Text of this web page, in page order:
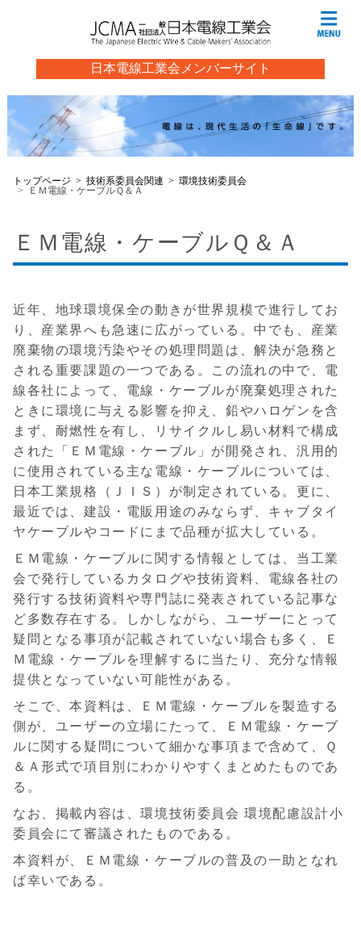
日本電線工業会メンバーサイト
トップページ 技術系委員会関連
環境技術委員会
ＥＭ電線・ケーブルＱ＆Ａ
ＥＭ電線・ケーブルＱ＆Ａ
近年、地球環境保全の動きが世界規模で進行してお
り、産業界へも急速に広がっている。中でも、産業
廃棄物の環境汚染やその処理問題は、解決が急務と
される重要課題の一つである。この流れの中で、電
線各社によって、電線・ケーブルが廃棄処理された
ときに環境に与える影響を抑え、鉛やハロゲンを含
まず、耐燃性を有し、リサイクルし易い材料で構成
された「ＥＭ電線・ケーブル」が開発され、汎用的
に使用されている主な電線・ケーブルについては、
日本工業規格（ＪＩＳ）が制定されている。更に、
最近では、建設・電販用途のみならず、キャブタイ
ヤケーブルやコードにまで品種が拡大している。
ＥＭ電線・ケーブルに関する情報としては、当工業
会で発行しているカタログや技術資料、電線各社の
発行する技術資料や専門誌に発表されている記事な
ど多数存在する。しかしながら、ユーザーにとって
疑問となる事項が記載されていない場合も多く、Ｅ
Ｍ電線・ケーブルを理解するに当たり、充分な情報
提供となっていない可能性がある。
そこで、本資料は、ＥＭ電線・ケーブルを製造する
側が、ユーザーの立場にたって、ＥＭ電線・ケーブ
ルに関する疑問について細かな事項まで含めて、Ｑ
＆Ａ形式で項目別にわかりやすくまとめたものであ
る。
なお、掲載内容は、環境技術委員会 環境配慮設計小
委員会にて審議されたものである。
本資料が、ＥＭ電線・ケーブルの普及の一助となれ
ば幸いである。